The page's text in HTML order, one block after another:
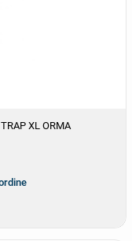
XL ORMA